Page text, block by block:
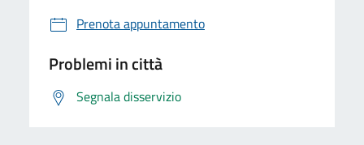
Prenota appuntamento
Problemi in città
Segnala disservizio